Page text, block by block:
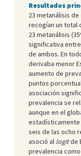
Resultados
23 metanálisis
recogían un total
23 metanálisis
significativa
de ambos. En
derivaba menor
aumento de
puntos
asociación
prevalencia se
aunque en el
estadísticamente
seis de las ocho
asoció al logitde
prevalencia